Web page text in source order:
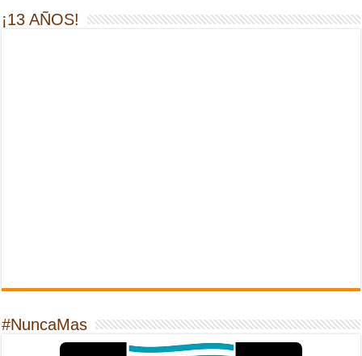
¡13 AÑOS!
#NuncaMas